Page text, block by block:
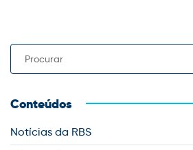
Conteúdos
Notícias da RBS